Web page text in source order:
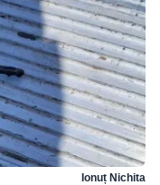
Ionuț Nichita